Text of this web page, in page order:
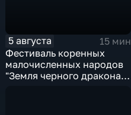
5 августа
15 мин
Фестиваль коренных
малочисленных народов
"Земля черного дракона"